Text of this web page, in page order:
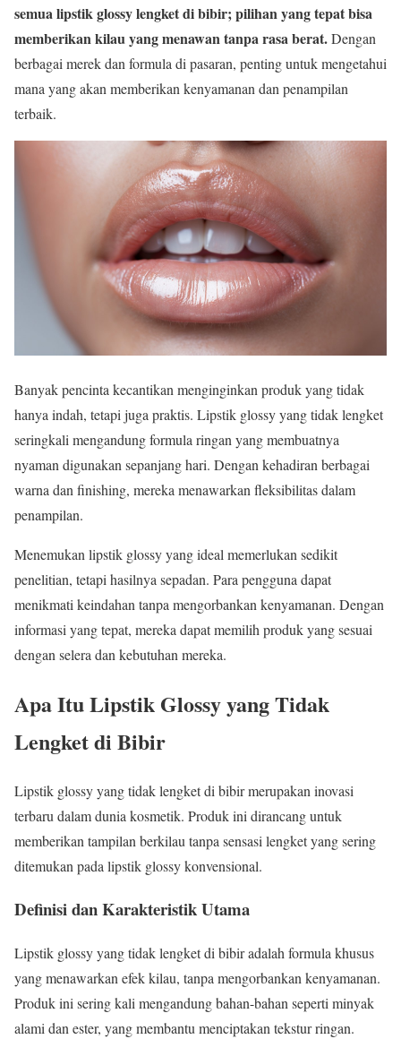
semua lipstik glossy lengket di bibir; pilihan yang tepat bisa
memberikan kilau yang menawan tanpa rasa berat.Dengan
berbagai merek dan formula di pasaran, penting untuk mengetahui
mana yang akan memberikan kenyamanan dan penampilan
terbaik.
Banyak pencinta kecantikan menginginkan produk yang tidak
hanya indah, tetapi juga praktis. Lipstik glossy yang tidak lengket
seringkali mengandung formula ringan yang membuatnya
nyaman digunakan sepanjang hari. Dengan kehadiran berbagai
warna dan finishing, mereka menawarkan fleksibilitas dalam
penampilan.
Menemukan lipstik glossy yang ideal memerlukan sedikit
penelitian, tetapi hasilnya sepadan. Para pengguna dapat
menikmati keindahan tanpa mengorbankan kenyamanan. Dengan
informasi yang tepat, mereka dapat memilih produk yang sesuai
dengan selera dan kebutuhan mereka.
Apa Itu Lipstik Glossy yang Tidak
Lengket di Bibir
Lipstik glossy yang tidak lengket di bibir merupakan inovasi
terbaru dalam dunia kosmetik. Produk ini dirancang untuk
memberikan tampilan berkilau tanpa sensasi lengket yang sering
ditemukan pada lipstik glossy konvensional.
Definisi dan Karakteristik Utama
Lipstik glossy yang tidak lengket di bibir adalah formula khusus
yang menawarkan efek kilau, tanpa mengorbankan kenyamanan.
Produk ini sering kali mengandung bahan-bahan seperti minyak
alami dan ester, yang membantu menciptakan tekstur ringan.